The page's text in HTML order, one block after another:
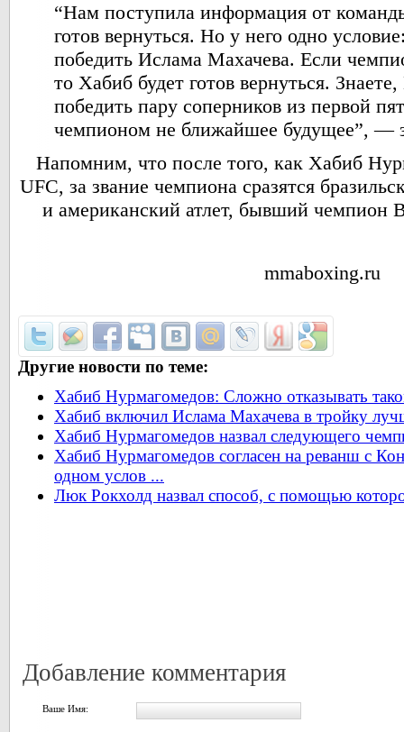
“Нам поступила информация от
готов вернуться. Но у него одно
победить Ислама Махачева. Если
то Хабиб будет готов вернуться.
победить пару соперников из первой
чемпионом не ближайшее будущее”, —
Напомним, что после того, как Хабиб
UFC, за звание чемпиона сразятся
и американский атлет, бывший чемпион
mmaboxing.ru
Другие новости по теме:
Хабиб Нурмагомедов: Сложно отказывать
Хабиб включил Ислама Махачева в тройку
Хабиб Нурмагомедов назвал следующего
Хабиб Нурмагомедов согласен на реванш с
одном услов ...
Люк Рокхолд назвал способ, с помощью
Добавление комментария
Ваше Имя: